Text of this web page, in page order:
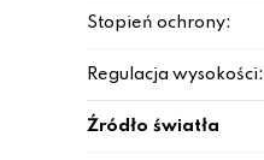
Stopień ochrony:
Regulacja wysokości:
Źródło światła